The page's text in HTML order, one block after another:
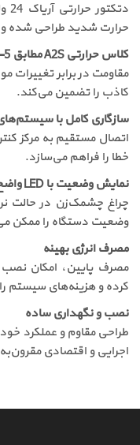
حرارت شدید طراحی شده
کلاس حرارتی A2S مطابق EN54-5
مقاومت در برابر تغییرات
کاذب را تضمین می‌کند.
سازگاری کامل با
اتصال مستقیم به مرکز
خطا را فراهم می‌سازد.
نمایش وضعیت با LED واضح
چراغ چشمک‌زن در حالت
وضعیت دستگاه را ممکن
مصرف انرژی بهینه
مصرف پایین، امکان نصب
کرده و هزینه‌های
نصب و نگهداری ساده
طراحی مقاوم و عملکرد
اجرایی و اقتصادی